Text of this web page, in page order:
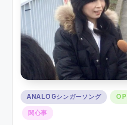
ン
グ
Posted
in
ANALOGシンガーソング
関心事